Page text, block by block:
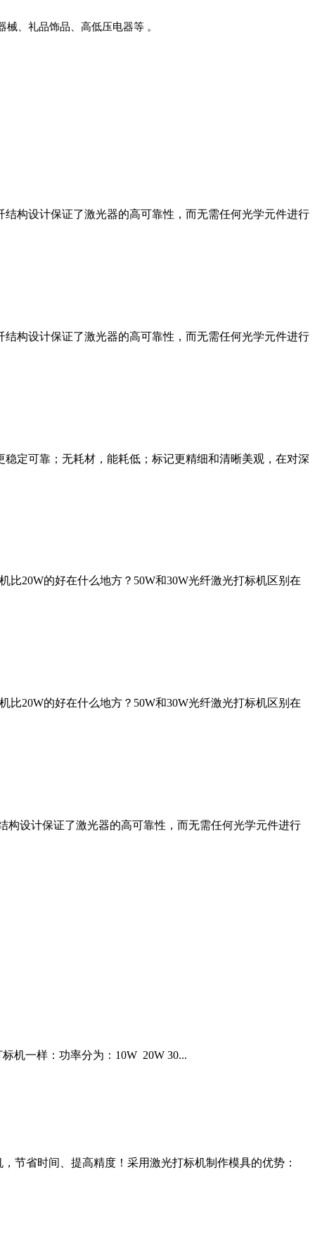
、礼品饰品、高低压电器等 。
构设计保证了激光器的高可靠性，而无需任何光学元件进行
构设计保证了激光器的高可靠性，而无需任何光学元件进行
定可靠；无耗材，能耗低；标记更精细和清晰美观，在对深
20W的好在什么地方？50W和30W光纤激光打标机区别在
20W的好在什么地方？50W和30W光纤激光打标机区别在
设计保证了激光器的高可靠性，而无需任何光学元件进行
机一样：功率分为：10W 20W 30...
节省时间、提高精度！采用激光打标机制作模具的优势：